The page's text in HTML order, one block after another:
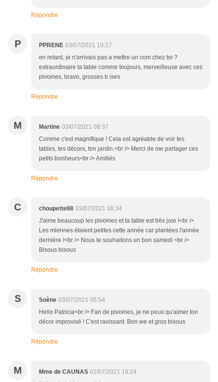
Répondre
P PPRENE 03/07/2021 10:17
en retard, je n'arrivais pas a mettre un com chez toi ?
extraordinaire ta table comme toujours, merveilleuse avec ces
pivoines, bravo, grosses b ises
Répondre
M Martine 03/07/2021 08:37
Comme c'est magnifique ! Cela est agréable de voir tes
tables, tes décors, ton jardin.<br /> Merci de me partager ces
petits bonheurs<br /> Amitiés
Répondre
C choupette88 03/07/2021 08:34
J'aime beaucoup les pivoines et ta table est très joie !<br />
Les miennes étaient petites cette année car plantées l'année
dernière !<br /> Nous te souhaitons un bon samedi <br />
Bisous bisous
Répondre
S Soène 03/07/2021 05:54
Hello Patricia<br /> Fan de pivoines, je ne peux qu'aimer ton
décor improvisé ! C'est ravissant. Bon we et gros bisous
Répondre
M Mme de CAUNAS 02/07/2021 18:24